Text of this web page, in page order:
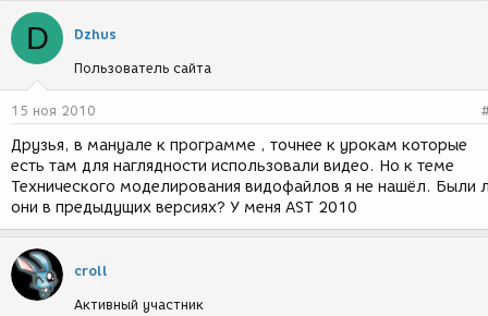
D Dzhus
Пользователь сайта
15 ноя 2010
Друзья, в мануале к программе , точнее к урокам которые
есть там для наглядности использовали видео. Но к теме
Технического моделирования видофайлов я не нашёл. Были
они в предыдущих версиях? У меня AST 2010
croll
Активный участник